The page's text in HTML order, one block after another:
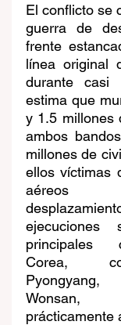
El conflicto se
guerra de
frente
línea original
durante casi
estima que
y 1.5 millones
ambos
millones de
ellos víctimas
aéreos
ejecuciones
principales
Corea,
Wonsan,
prácticamente